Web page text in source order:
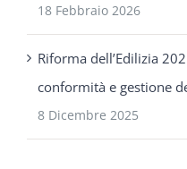
18 Febbraio 2026
Riforma dell’Edilizia
conformità e gestione
8 Dicembre 2025